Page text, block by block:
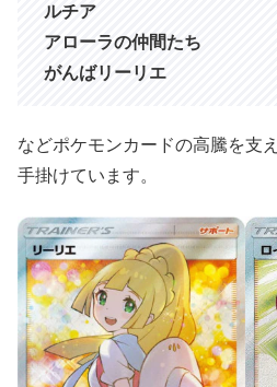
ルチア
アローラの仲間たち
がんばリーリエ
などポケモンカードの高騰を支
手掛けています。